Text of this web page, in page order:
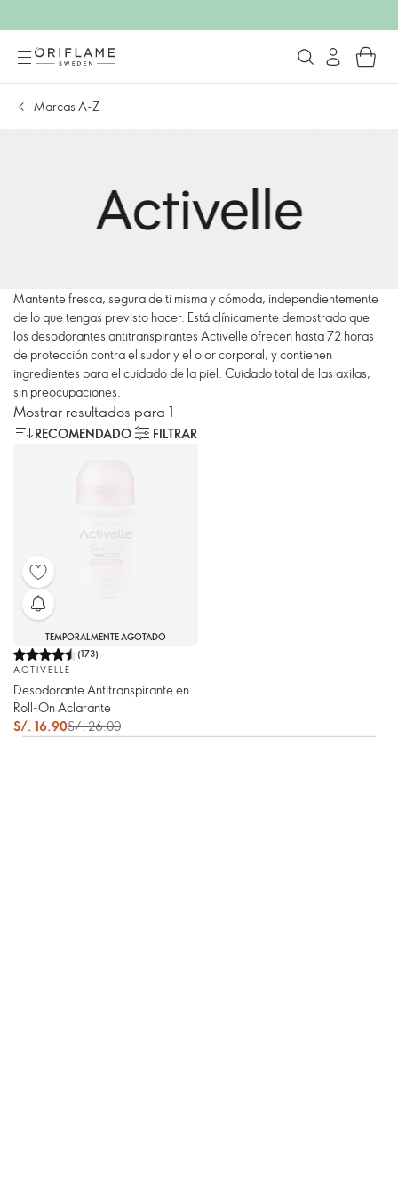
Marcas A-Z
Mantente fresca, segura de ti misma y cómoda, independientemente
de lo que tengas previsto hacer. Está clínicamente demostrado que
los desodorantes antitranspirantes Activelle ofrecen hasta 72 horas
de protección contra el sudor y el olor corporal, y contienen
ingredientes para el cuidado de la piel. Cuidado total de las axilas,
sin preocupaciones.
Mostrar resultados para 1
RECOMENDADO FILTRAR
TEMPORALMENTE AGOTADO
(173)
ACTIVELLE
Desodorante Antitranspirante en
Roll-On Aclarante
S/. 16.90S/. 26.00